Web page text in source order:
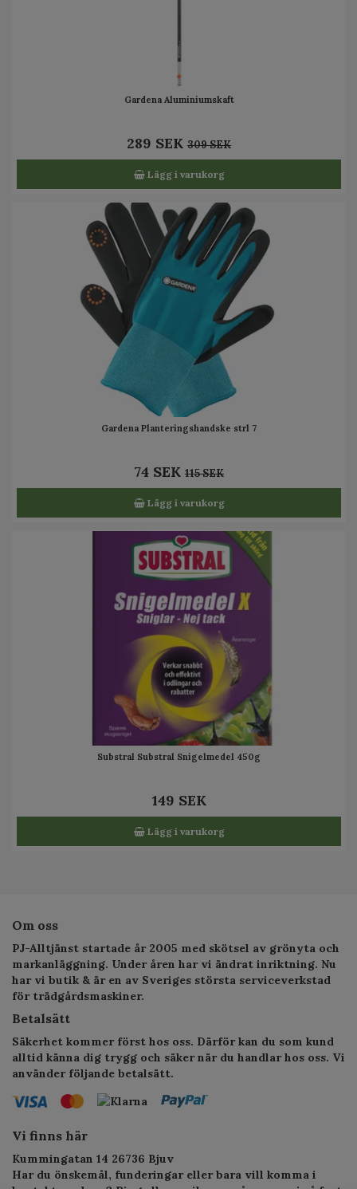
Gardena Aluminiumskaft
289 SEK 309 SEK
Lägg i varukorg
Gardena Planteringshandske strl 7
74 SEK 115 SEK
Lägg i varukorg
Substral Substral Snigelmedel 450g
149 SEK
Lägg i varukorg
Om oss
PJ-Alltjänst startade år 2005 med skötsel av grönyta och
markanläggning. Under åren har vi ändrat inriktning. Nu
har vi butik & är en av Sveriges största serviceverkstad
för trädgårdsmaskiner.
Betalsätt
Säkerhet kommer först hos oss. Därför kan du som kund
alltid känna dig trygg och säker när du handlar hos oss. Vi
använder följande betalsätt.
Vi finns här
Kummingatan 14 26736 Bjuv
Har du önskemål, funderingar eller bara vill komma i